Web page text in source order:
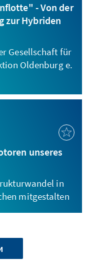
- Von der
zur Hybriden
Gesellschaft für
Oldenburg e.
unseres
in
mitgestalten